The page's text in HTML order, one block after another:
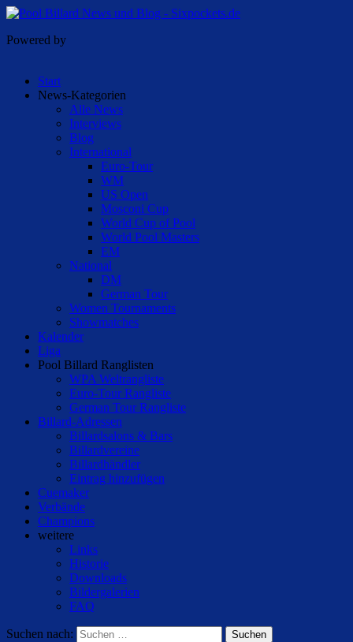
Powered by
Start
News-Kategorien
Alle News
Interviews
Blog
International
Euro-Tour
WM
US Open
Mosconi Cup
World Cup of Pool
World Pool Masters
EM
National
DM
German Tour
Women Tournaments
Showmatches
Kalender
Liga
Pool Billard Ranglisten
WPA Weltrangliste
Euro-Tour Rangliste
German Tour Rangliste
Billard-Adressen
Billardsalons & Bars
Billardvereine
Billardhändler
Eintrag hinzufügen
Cuemaker
Verbände
Champions
weitere
Links
Historie
Downloads
Bildergalerien
FAQ
Suchen nach: